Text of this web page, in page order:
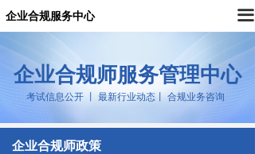
끀
企业合规服务中心
企业合规师服务管理中心
考试信息公开 丨 最新行业动态丨 合规业务咨询
企业合规师政策